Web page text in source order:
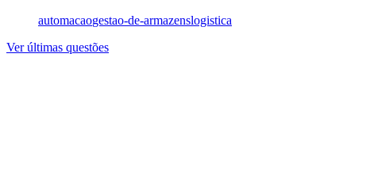
automacaogestao-de-armazenslogistica
Ver últimas questões